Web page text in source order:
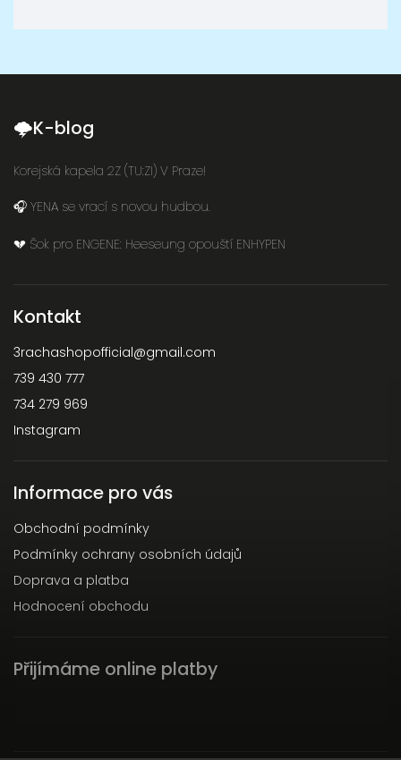
🌩K-blog
Korejská kapela 2Z (TU:ZI) V Praze!
🎧 YENA se vrací s novou hudbou.
💔 Šok pro ENGENE: Heeseung opouští ENHYPEN
Kontakt
3rachashopofficial@gmail.com
739 430 777
734 279 969
Instagram
Informace pro vás
Obchodní podmínky
Podmínky ochrany osobních údajů
Doprava a platba
Hodnocení obchodu
Přijímáme online platby